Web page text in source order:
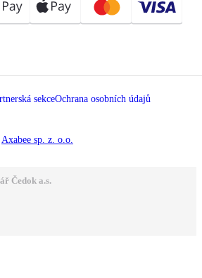
sekceOchrana osobních údajů
Axabee sp. z. o.o.
Čedok a.s.